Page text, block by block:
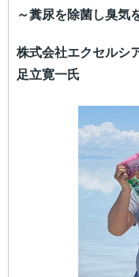
～糞尿を除菌し臭気
株式会社エクセルシ
足立寛一氏